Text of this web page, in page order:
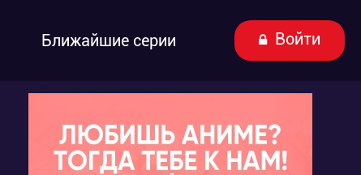
Ближайшие серии Войти